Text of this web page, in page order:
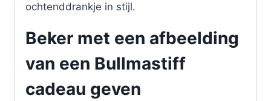
ochtenddrankje in stijl.
Beker met een afbeelding
van een Bullmastiff
cadeau geven